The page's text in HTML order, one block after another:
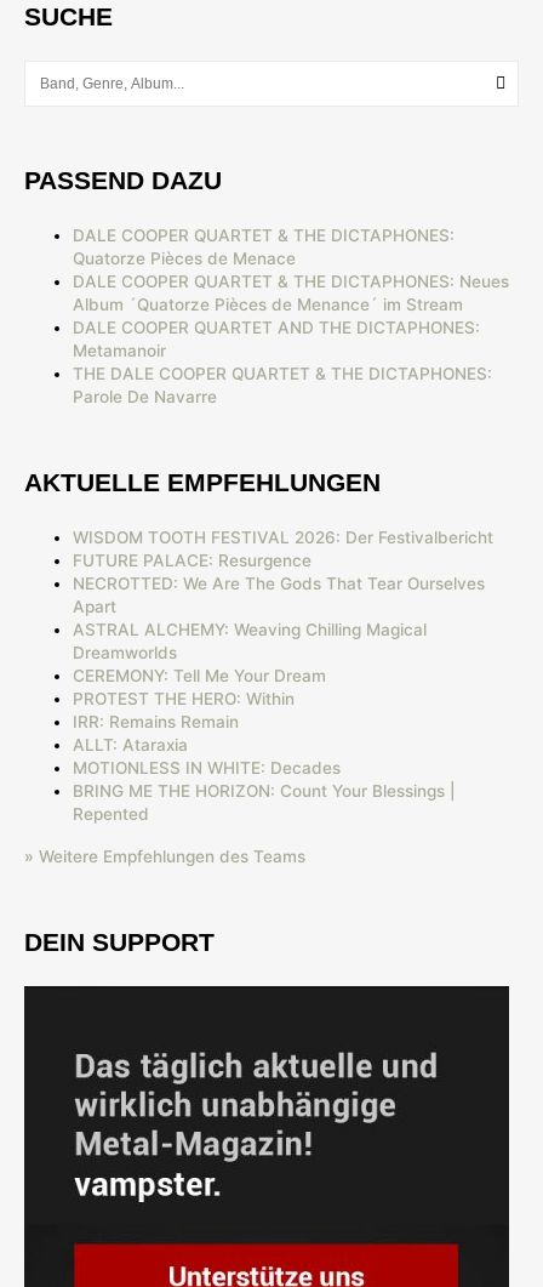
SUCHE
PASSEND DAZU
DALE COOPER QUARTET & THE DICTAPHONES:
Quatorze Pièces de Menace
DALE COOPER QUARTET & THE DICTAPHONES: Neues
Album ´Quatorze Pièces de Menance´ im Stream
DALE COOPER QUARTET AND THE DICTAPHONES:
Metamanoir
THE DALE COOPER QUARTET & THE DICTAPHONES:
Parole De Navarre
AKTUELLE EMPFEHLUNGEN
WISDOM TOOTH FESTIVAL 2026: Der Festivalbericht
FUTURE PALACE: Resurgence
NECROTTED: We Are The Gods That Tear Ourselves
Apart
ASTRAL ALCHEMY: Weaving Chilling Magical
Dreamworlds
CEREMONY: Tell Me Your Dream
PROTEST THE HERO: Within
IRR: Remains Remain
ALLT: Ataraxia
MOTIONLESS IN WHITE: Decades
BRING ME THE HORIZON: Count Your Blessings |
Repented
» Weitere Empfehlungen des Teams
DEIN SUPPORT